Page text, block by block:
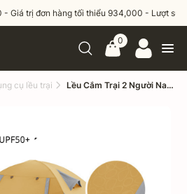
trị đơn hàng tối thiểu 934,000 - Lượt sử
0
cụ lều trại Lều Cắm Trại 2 Người Naturehike NH18Z022-P – Lều 210T Chống Nước 3000mm, Siêu Nhẹ, Trekking/Camping